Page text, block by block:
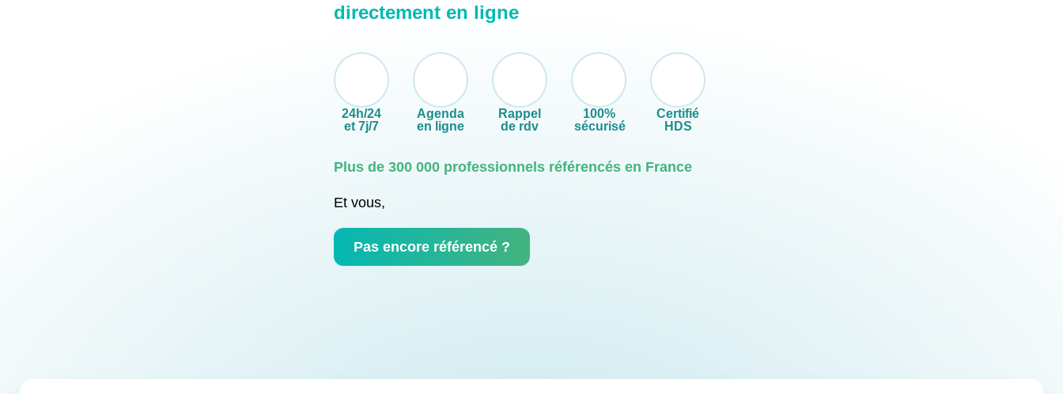
directement en ligne
24h/24
et 7j/7
Agenda
en ligne
Rappel
de rdv
100%
sécurisé
Certifié
HDS
Plus de 300 000 professionnels référencés en France
Et vous,
Pas encore référencé ?